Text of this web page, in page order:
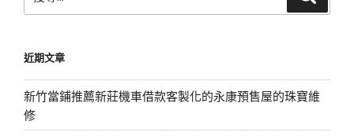
尋
字:
近期文章
新竹當鋪推薦新莊機車借款客製化的永康預售屋的珠寶維
修